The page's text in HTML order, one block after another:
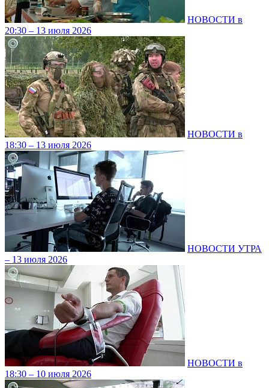
НОВОСТИ в
20:30 – 13 июля 2026
НОВОСТИ в
18:30 – 13 июля 2026
НОВОСТИ УТРА
– 13 июля 2026
НОВОСТИ в
18:30 – 10 июля 2026